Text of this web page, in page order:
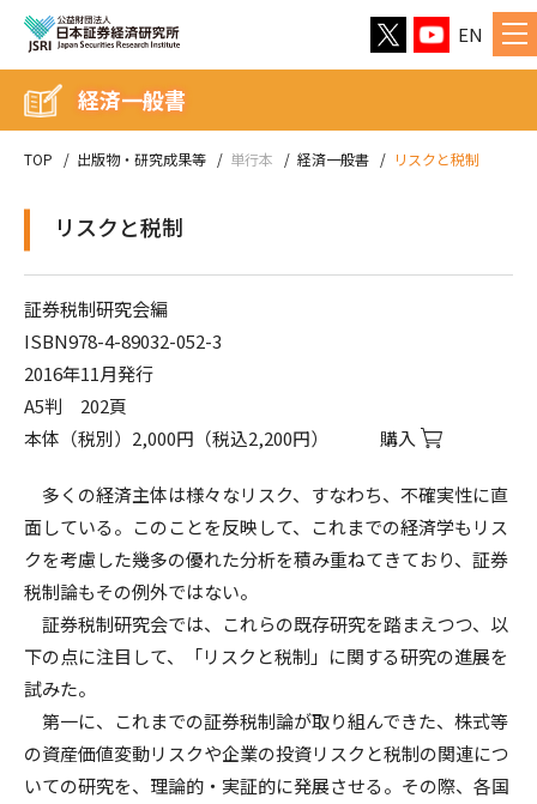
EN
TOP 出版物・研究成果等 単行本 経済一般書 リスクと税制
経済一般書
リスクと税制
証券税制研究会編
ISBN978-4-89032-052-3
2016年11月発行
A5判 202頁
本体（税別）2,000円（税込2,200円）
購入
多くの経済主体は様々なリスク、すなわち、不確実性に直
面している。このことを反映して、これまでの経済学もリス
クを考慮した幾多の優れた分析を積み重ねてきており、証券
税制論もその例外ではない。
証券税制研究会では、これらの既存研究を踏まえつつ、以
下の点に注目して、「リスクと税制」に関する研究の進展を
試みた。
第一に、これまでの証券税制論が取り組んできた、株式等
の資産価値変動リスクや企業の投資リスクと税制の関連につ
いての研究を、理論的・実証的に発展させる。その際、各国